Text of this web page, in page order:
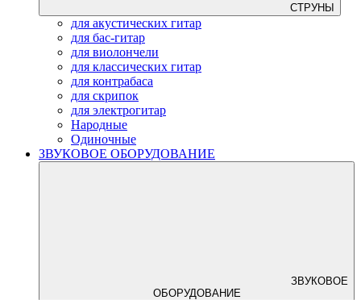
СТРУНЫ
для акустических гитар
для бас-гитар
для виолончели
для классических гитар
для контрабаса
для скрипок
для электрогитар
Народные
Одиночные
ЗВУКОВОЕ ОБОРУДОВАНИЕ
ЗВУКОВОЕ
ОБОРУДОВАНИЕ